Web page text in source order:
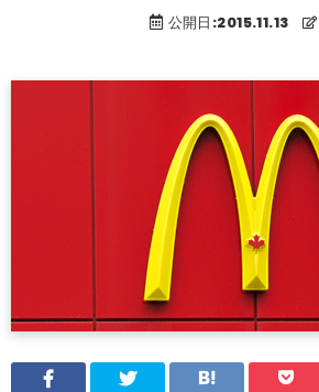
公開日:2015.11.13